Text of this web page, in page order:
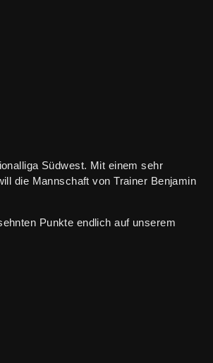
Südwest. Mit einem sehr
die Mannschaft von Trainer Benjamin
Punkte endlich auf unserem